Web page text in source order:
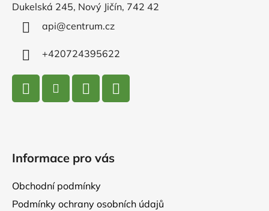
Dukelská 245, Nový Jičín, 742 42
api@centrum.cz
+420724395622
Informace pro vás
Obchodní podmínky
Podmínky ochrany osobních údajů